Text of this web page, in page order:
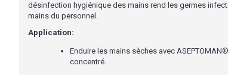
désinfection hygiénique des mains rend les germes
mains du personnel.
Application:
Enduire les mains sèches avec
concentré.